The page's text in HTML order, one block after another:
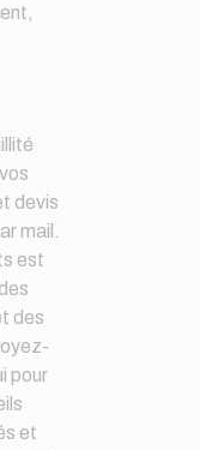
devis
mail.
est
des
pour
et